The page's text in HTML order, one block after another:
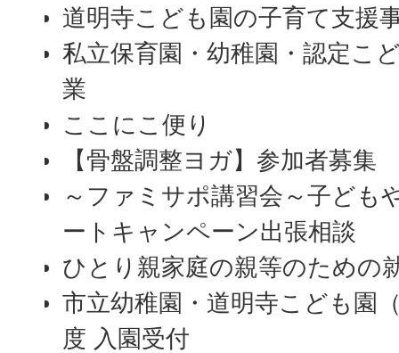
道明寺こども園の子育て支
私立保育園・幼稚園・認定こ
業
ここにこ便り
【骨盤調整ヨガ】参加者募集
～ファミサポ講習会～子ども
ートキャンペーン出張相談
ひとり親家庭の親等のための
市立幼稚園・道明寺こども園
度 入園受付